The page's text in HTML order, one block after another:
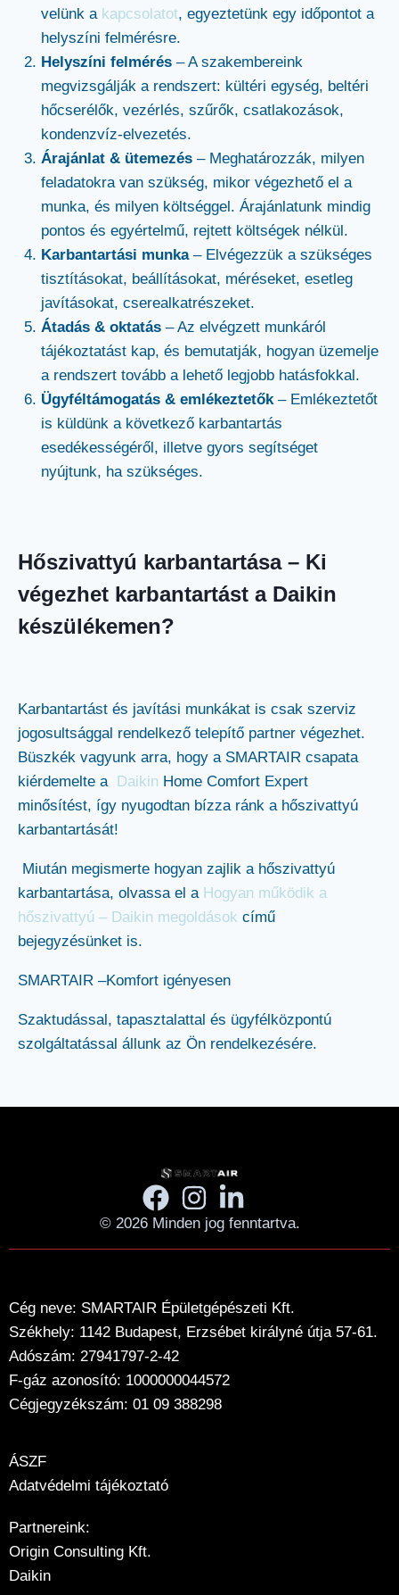
velünk a kapcsolatot, egyeztetünk egy időpontot a
helyszíni felmérésre.
Helyszíni felmérés– A szakembereink
megvizsgálják a rendszert: kültéri egység, beltéri
hőcserélők, vezérlés, szűrők, csatlakozások,
kondenzvíz-elvezetés.
Árajánlat & ütemezés– Meghatározzák, milyen
feladatokra van szükség, mikor végezhető el a
munka, és milyen költséggel. Árajánlatunk mindig
pontos és egyértelmű, rejtett költségek nélkül.
Karbantartási munka– Elvégezzük a szükséges
tisztításokat, beállításokat, méréseket, esetleg
javításokat, cserealkatrészeket.
Átadás & oktatás– Az elvégzett munkáról
tájékoztatást kap, és bemutatják, hogyan üzemelje
a rendszert tovább a lehető legjobb hatásfokkal.
Ügyféltámogatás & emlékeztetők– Emlékeztetőt
is küldünk a következő karbantartás
esedékességéről, illetve gyors segítséget
nyújtunk, ha szükséges.
Hőszivattyú karbantartása – Ki
végezhet karbantartást a Daikin
készülékemen?
Karbantartást és javítási munkákat is csak szerviz
jogosultsággal rendelkező telepítő partner végezhet.
Büszkék vagyunk arra, hogy a SMARTAIR csapata
kiérdemelte a Daikin Home Comfort Expert
minősítést, így nyugodtan bízza ránk a hőszivattyú
karbantartását!
Miután megismerte hogyan zajlik a hőszivattyú
karbantartása, olvassa el a Hogyan működik a
hőszivattyú – Daikin megoldások című
bejegyzésünket is.
SMARTAIR –Komfort igényesen
Szaktudással, tapasztalattal és ügyfélközpontú
szolgáltatással állunk az Ön rendelkezésére.
© 2026 Minden jog fenntartva.
Cég neve: SMARTAIR Épületgépészeti Kft.
Székhely: 1142 Budapest, Erzsébet királyné útja 57-61.
Adószám: 27941797-2-42
F-gáz azonosító: 1000000044572
Cégjegyzékszám: 01 09 388298
ÁSZF
Adatvédelmi tájékoztató
Partnereink:
Origin Consulting Kft.
Daikin